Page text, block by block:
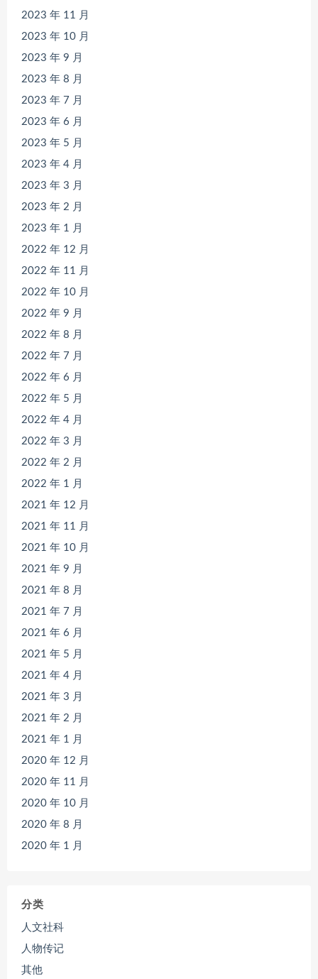
2023 年 11 月
2023 年 10 月
2023 年 9 月
2023 年 8 月
2023 年 7 月
2023 年 6 月
2023 年 5 月
2023 年 4 月
2023 年 3 月
2023 年 2 月
2023 年 1 月
2022 年 12 月
2022 年 11 月
2022 年 10 月
2022 年 9 月
2022 年 8 月
2022 年 7 月
2022 年 6 月
2022 年 5 月
2022 年 4 月
2022 年 3 月
2022 年 2 月
2022 年 1 月
2021 年 12 月
2021 年 11 月
2021 年 10 月
2021 年 9 月
2021 年 8 月
2021 年 7 月
2021 年 6 月
2021 年 5 月
2021 年 4 月
2021 年 3 月
2021 年 2 月
2021 年 1 月
2020 年 12 月
2020 年 11 月
2020 年 10 月
2020 年 8 月
2020 年 1 月
分类
人文社科
人物传记
其他